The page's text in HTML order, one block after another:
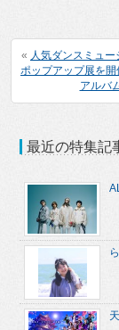
« 人気ダンスミュ
ポップアップ展を開
アルバ
最近の特集記